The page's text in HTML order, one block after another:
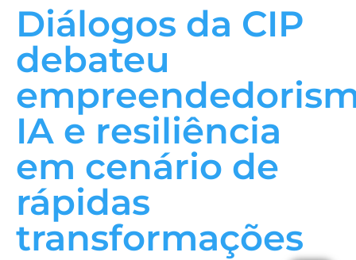
Diálogos da CIP
debateu
IA e resiliência
em cenário de
rápidas
transformações